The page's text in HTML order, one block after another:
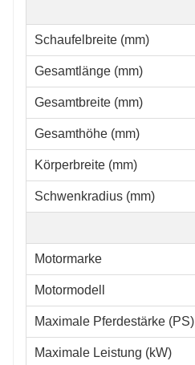
Schaufelbreite (mm)
Gesamtlänge (mm)
Gesamtbreite (mm)
Gesamthöhe (mm)
Körperbreite (mm)
Schwenkradius (mm)
Motormarke
Motormodell
Maximale Pferdestärke (PS)
Maximale Leistung (kW)